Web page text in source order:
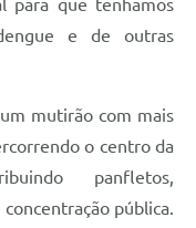
para que tenhamos
e de outras
mutirão com mais
o centro da
panfletos,
pública.